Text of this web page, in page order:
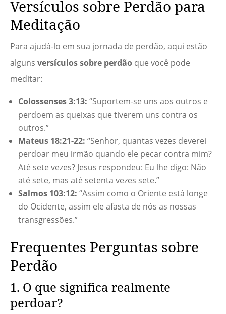
Versículos sobre Perdão para
Meditação
Para ajudá-lo em sua jornada de perdão, aqui estão
alguns versículos sobre perdão que você pode
meditar:
Colossenses 3:13: “Suportem-se uns aos outros e
perdoem as queixas que tiverem uns contra os
outros.”
Mateus 18:21-22: “Senhor, quantas vezes deverei
perdoar meu irmão quando ele pecar contra mim?
Até sete vezes? Jesus respondeu: Eu lhe digo: Não
até sete, mas até setenta vezes sete.”
Salmos 103:12: “Assim como o Oriente está longe
do Ocidente, assim ele afasta de nós as nossas
transgressões.”
Frequentes Perguntas sobre
Perdão
1. O que significa realmente
perdoar?